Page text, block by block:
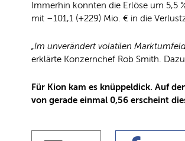
Immerhin konnten die Erlöse um 5,5
mit –101,1 (+229) Mio. € in die
„Im unverändert volatilen
erklärte Konzernchef Rob Smith.
Für Kion kam es knüppeldick. Auf
von gerade einmal 0,56 erscheint